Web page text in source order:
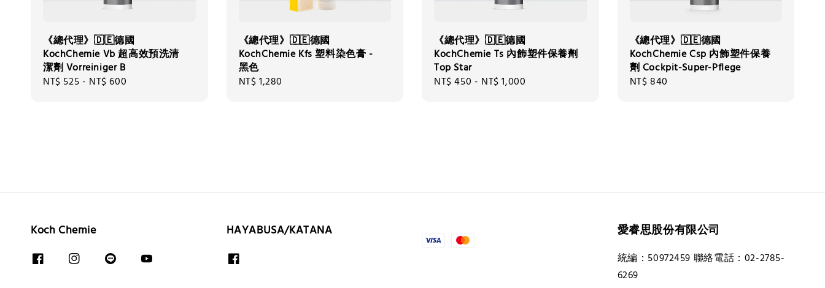
《總代理》🇩🇪德國
KochChemie Vb 超高效預洗清
潔劑 Vorreiniger B
Regular
NT$ 525 - NT$ 600
《總代理》🇩🇪德國
KochChemie Kfs 塑料染色膏 -
黑色
Regular
NT$ 1,280
《總代理》🇩🇪德國
KochChemie Ts 內飾塑件保養劑
Top Star
Regular
NT$ 450 - NT$ 1,000
《總代理》🇩🇪德國
KochChemie Csp 內飾塑件保養
劑 Cockpit-Super-Pflege
Regular
NT$ 840
Koch Chemie HAYABUSA/KATANA 愛睿思股份有限公司
統編：50972459 聯絡電話：02-2785-
6269